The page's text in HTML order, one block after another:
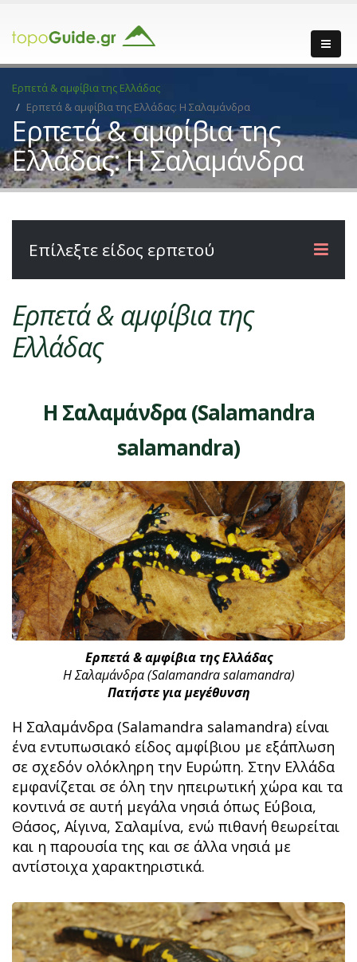
Ερπετά & αμφίβια της Ελλάδας
Ερπετά & αμφίβια της Ελλάδας: Η Σαλαμάνδρα
Ερπετά & αμφίβια της
Ελλάδας: Η Σαλαμάνδρα
Επίλεξτε είδος ερπετού
Ερπετά & αμφίβια της
Ελλάδας
Η Σαλαμάνδρα (Salamandra
salamandra)
Ερπετά & αμφίβια της Ελλάδας
Η Σαλαμάνδρα (Salamandra salamandra)
Πατήστε για μεγέθυνση
Η Σαλαμάνδρα (Salamandra salamandra) είναι
ένα εντυπωσιακό είδος αμφίβιου με εξάπλωση
σε σχεδόν ολόκληρη την Ευρώπη. Στην Ελλάδα
εμφανίζεται σε όλη την ηπειρωτική χώρα και τα
κοντινά σε αυτή μεγάλα νησιά όπως Εύβοια,
Θάσος, Αίγινα, Σαλαμίνα, ενώ πιθανή θεωρείται
και η παρουσία της και σε άλλα νησιά με
αντίστοιχα χαρακτηριστικά.